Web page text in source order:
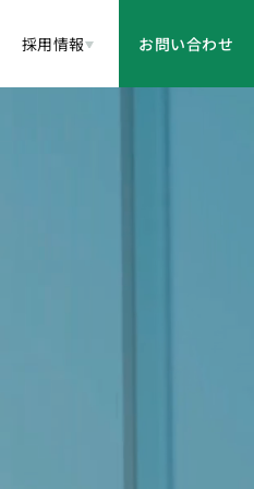
採用情報 お問い合わせ